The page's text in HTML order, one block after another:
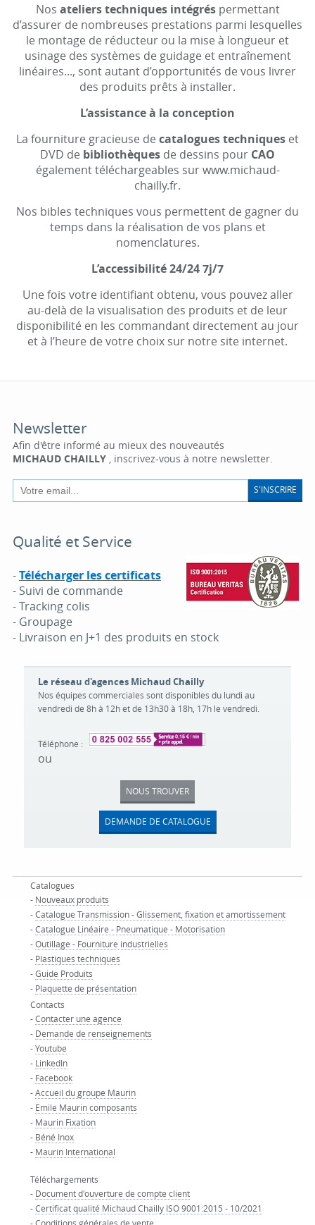
Nos ateliers techniques intégrés permettant
d’assurer de nombreuses prestations parmi lesquelles
le montage de réducteur ou la mise à longueur et
usinage des systèmes de guidage et entraînement
linéaires..., sont autant d’opportunités de vous livrer
des produits prêts à installer.
L’assistance à la conception
La fourniture gracieuse de catalogues techniques et
DVD de bibliothèques de dessins pour CAO
également téléchargeables sur www.michaud-
chailly.fr.
Nos bibles techniques vous permettent de gagner du
temps dans la réalisation de vos plans et
nomenclatures.
L’accessibilité 24/24 7j/7
Une fois votre identifiant obtenu, vous pouvez aller
au-delà de la visualisation des produits et de leur
disponibilité en les commandant directement au jour
et à l’heure de votre choix sur notre site internet.
Newsletter
Afin d'être informé au mieux des nouveautés
MICHAUD CHAILLY, inscrivez-vous à notre newsletter.
S'INSCRIRE
Qualité et Service
-Télécharger les certificats
- Suivi de commande
- Tracking colis
- Groupage
- Livraison en J+1 des produits en stock
Le réseau d'agences Michaud Chailly
Nos équipes commerciales sont disponibles du lundi au
vendredi de 8h à 12h et de 13h30 à 18h, 17h le vendredi.
Téléphone :
ou
NOUS TROUVER
DEMANDE DE CATALOGUE
Catalogues
- Nouveaux produits
-Catalogue Transmission - Glissement, fixation et amortissement
-Catalogue Linéaire - Pneumatique - Motorisation
-Outillage - Fourniture industrielles
- Plastiques techniques
-Guide Produits
- Plaquette de présentation
Contacts
-Contacter une agence
- Demande de renseignements
-Youtube
- LinkedIn
- Facebook
-Accueil du groupe Maurin
- Emile Maurin composants
- Maurin Fixation
- Béné Inox
- Maurin International
Téléchargements
- Document d'ouverture de compte client
-Certificat qualité Michaud Chailly ISO 9001:2015 - 10/2021
-Conditions générales de vente